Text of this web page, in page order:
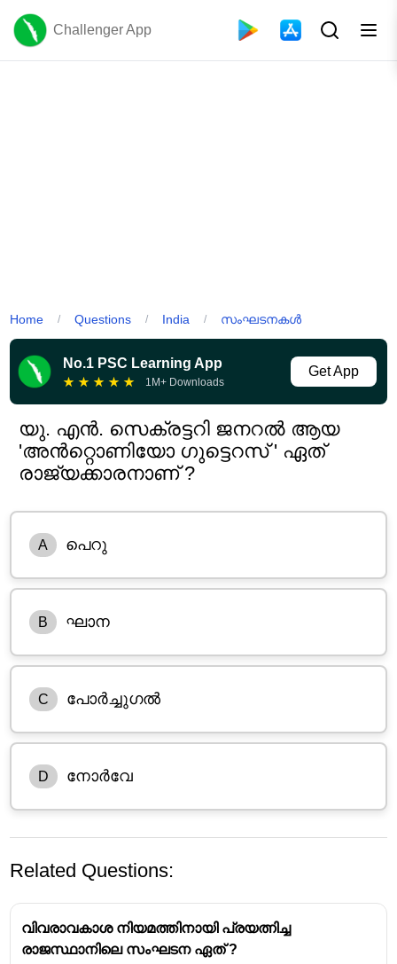
Challenger App
Home / Questions / India / സംഘടനകൾ
No.1 PSC Learning App
★ ★ ★ ★ ★ 1M+ Downloads
Get App
യു. എൻ. സെക്രട്ടറി ജനറൽ ആയ
'അൻറ്റൊണിയോ ഗുട്ടെറസ് ' ഏത്
രാജ്യക്കാരനാണ് ?
A പെറു
B ഘാന
C പോർച്ചുഗൽ
D നോർവേ
Related Questions:
വിവരാവകാശ നിയമത്തിനായി പ്രയത്നിച്ച
രാജസ്ഥാനിലെ സംഘടന ഏത് ?